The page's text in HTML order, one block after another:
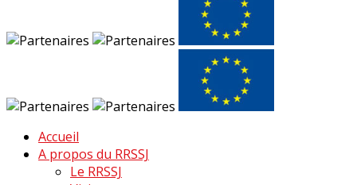
Accueil
A propos du RRSSJ
Le RRSSJ